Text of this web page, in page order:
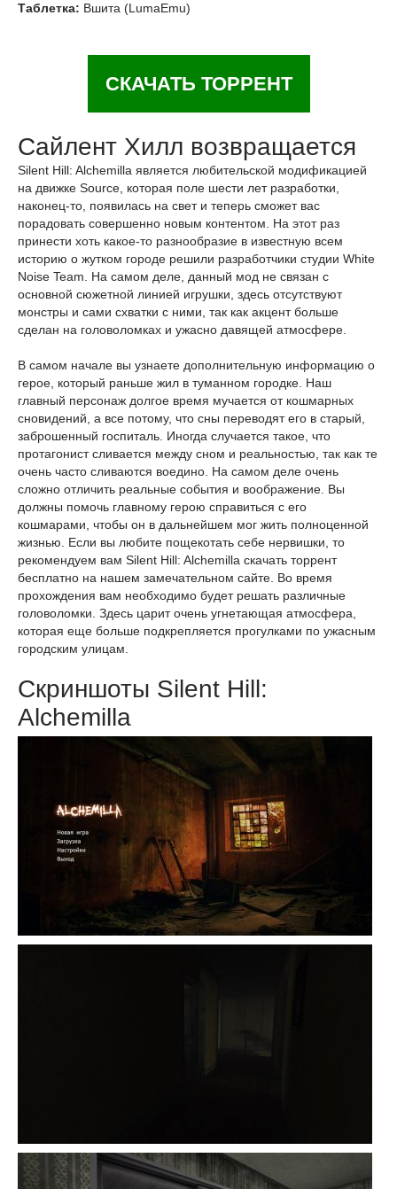
Таблетка: Вшита (LumaEmu)
СКАЧАТЬ ТОРРЕНТ
Сайлент Хилл возвращается
Silent Hill: Alchemilla является любительской модификацией
на движке Source, которая поле шести лет разработки,
наконец-то, появилась на свет и теперь сможет вас
порадовать совершенно новым контентом. На этот раз
принести хоть какое-то разнообразие в известную всем
историю о жутком городе решили разработчики студии White
Noise Team. На самом деле, данный мод не связан с
основной сюжетной линией игрушки, здесь отсутствуют
монстры и сами схватки с ними, так как акцент больше
сделан на головоломках и ужасно давящей атмосфере.
В самом начале вы узнаете дополнительную информацию о
герое, который раньше жил в туманном городке. Наш
главный персонаж долгое время мучается от кошмарных
сновидений, а все потому, что сны переводят его в старый,
заброшенный госпиталь. Иногда случается такое, что
протагонист сливается между сном и реальностью, так как те
очень часто сливаются воедино. На самом деле очень
сложно отличить реальные события и воображение. Вы
должны помочь главному герою справиться с его
кошмарами, чтобы он в дальнейшем мог жить полноценной
жизнью. Если вы любите пощекотать себе нервишки, то
рекомендуем вам Silent Hill: Alchemilla скачать торрент
бесплатно на нашем замечательном сайте. Во время
прохождения вам необходимо будет решать различные
головоломки. Здесь царит очень угнетающая атмосфера,
которая еще больше подкрепляется прогулками по ужасным
городским улицам.
Скриншоты Silent Hill:
Alchemilla